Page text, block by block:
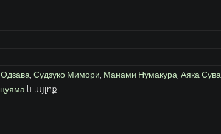
Судзуко Мимори Манами Нумакура Аяка Сува
և այլոք